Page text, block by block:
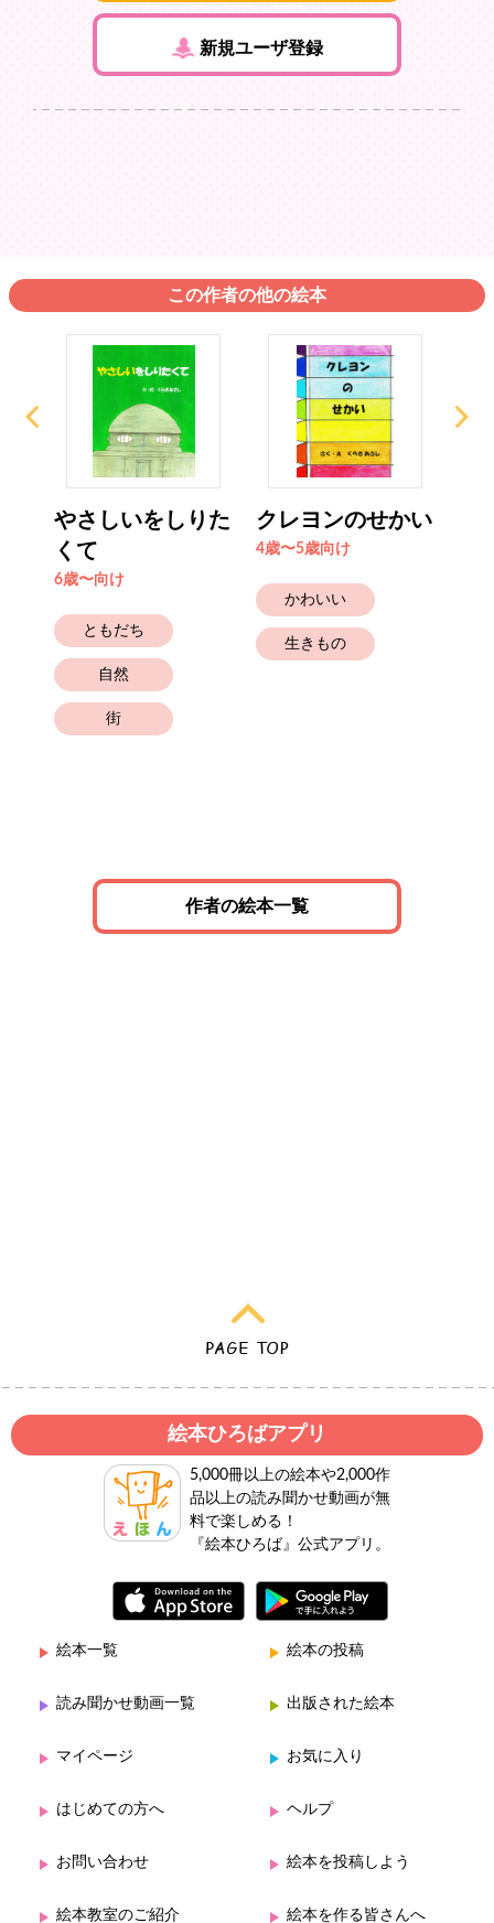
新規ユーザ登録
この作者の他の絵本
やさしいをしりた
くて
6歳〜向け
ともだち
自然
街
クレヨンのせかい
4歳〜5歳向け
かわいい
生きもの
作者の絵本一覧
絵本ひろばアプリ
5,000冊以上の絵本や2,000作
品以上の読み聞かせ動画が無
料で楽しめる！
『絵本ひろば』公式アプリ。
絵本一覧 絵本の投稿
読み聞かせ動画一覧 出版された絵本
マイページ お気に入り
はじめての方へ ヘルプ
お問い合わせ 絵本を投稿しよう
絵本教室のご紹介 絵本を作る皆さんへ